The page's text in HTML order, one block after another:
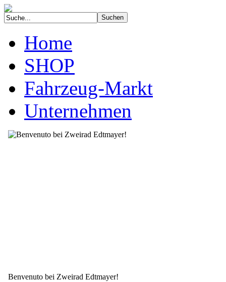
Home
SHOP
Fahrzeug-Markt
Unternehmen
Benvenuto bei Zweirad Edtmayer!